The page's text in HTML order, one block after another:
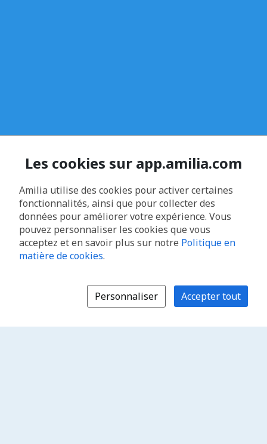
Les cookies sur app.amilia.com
Amilia utilise des cookies pour activer certaines
fonctionnalités, ainsi que pour collecter des
données pour améliorer votre expérience. Vous
pouvez personnaliser les cookies que vous
acceptez et en savoir plus sur notre Politique en
matière de cookies.
Personnaliser Accepter tout